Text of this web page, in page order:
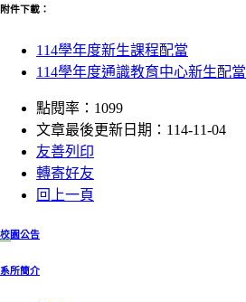
附件下載：
114學年度新生課程配當
114學年度通識教育中心新生配當
點閱率：1099
文章最後更新日期：114-11-04
友善列印
轉寄好友
回上一頁
:::
校園公告
系所簡介